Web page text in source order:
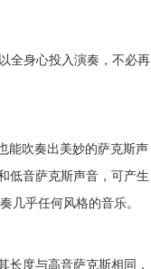
全身心投入演奏，不必再
能吹奏出美妙的萨克斯声
低音萨克斯声音，可产生
乎任何风格的音乐。
度与高音萨克斯相同，